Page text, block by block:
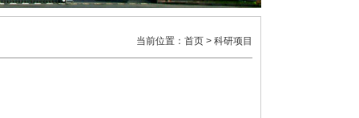
当前位置： 首页 > 科研项目